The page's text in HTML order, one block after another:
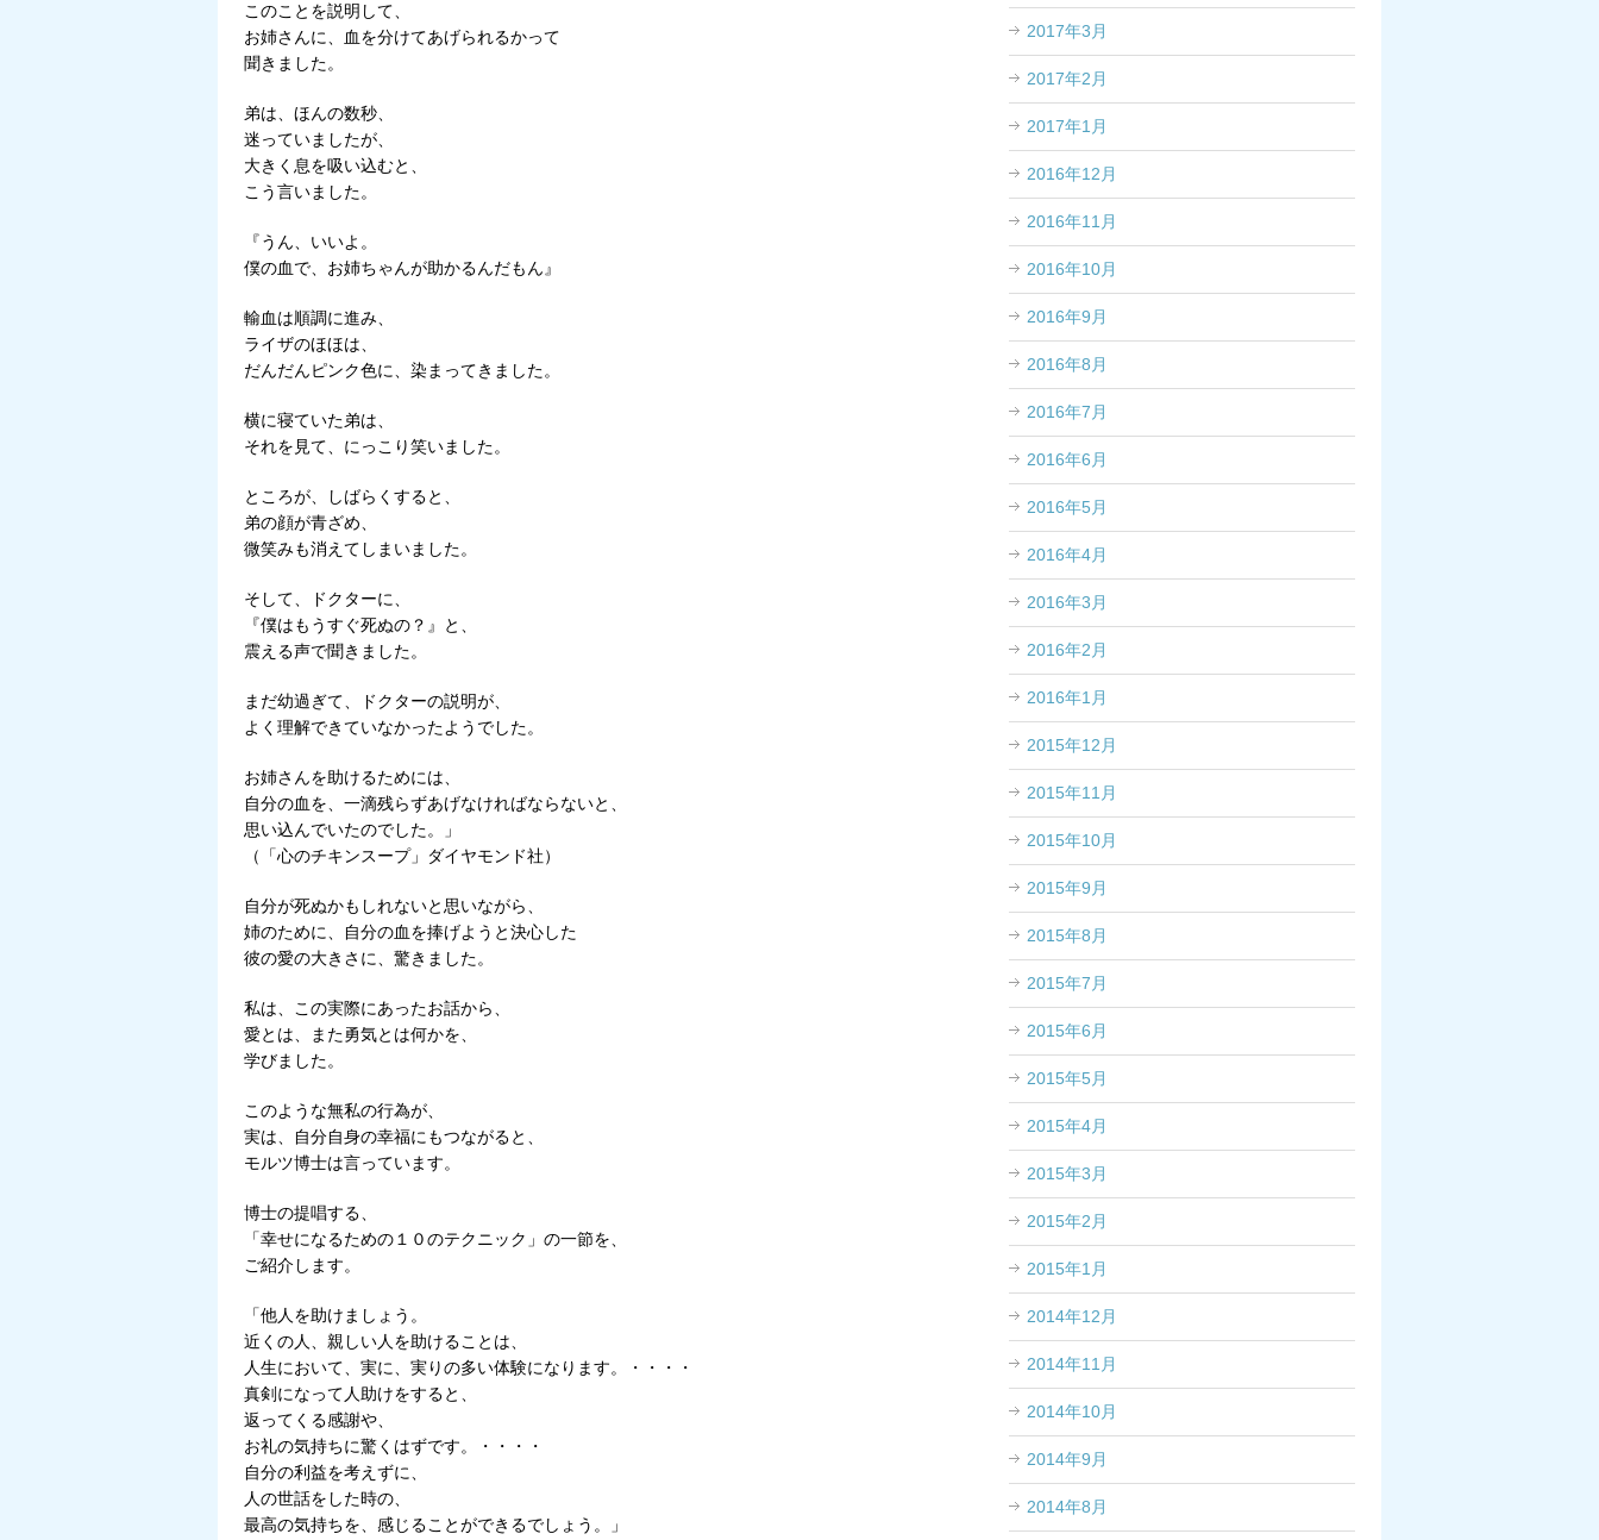
このことを説明して、
お姉さんに、血を分けてあげられるかって
聞きました。
弟は、ほんの数秒、
迷っていましたが、
大きく息を吸い込むと、
こう言いました。
『うん、いいよ。
僕の血で、お姉ちゃんが助かるんだもん』
輸血は順調に進み、
ライザのほほは、
だんだんピンク色に、染まってきました。
横に寝ていた弟は、
それを見て、にっこり笑いました。
ところが、しばらくすると、
弟の顔が青ざめ、
微笑みも消えてしまいました。
そして、ドクターに、
『僕はもうすぐ死ぬの？』と、
震える声で聞きました。
まだ幼過ぎて、ドクターの説明が、
よく理解できていなかったようでした。
お姉さんを助けるためには、
自分の血を、一滴残らずあげなければならないと、
思い込んでいたのでした。」
（「心のチキンスープ」ダイヤモンド社）
自分が死ぬかもしれないと思いながら、
姉のために、自分の血を捧げようと決心した
彼の愛の大きさに、驚きました。
私は、この実際にあったお話から、
愛とは、また勇気とは何かを、
学びました。
このような無私の行為が、
実は、自分自身の幸福にもつながると、
モルツ博士は言っています。
博士の提唱する、
「幸せになるための１０のテクニック」の一節を、
ご紹介します。
「他人を助けましょう。
近くの人、親しい人を助けることは、
人生において、実に、実りの多い体験になります。・・・・
真剣になって人助けをすると、
返ってくる感謝や、
お礼の気持ちに驚くはずです。・・・・
自分の利益を考えずに、
人の世話をした時の、
最高の気持ちを、感じることができるでしょう。」
2017年3月
2017年2月
2017年1月
2016年12月
2016年11月
2016年10月
2016年9月
2016年8月
2016年7月
2016年6月
2016年5月
2016年4月
2016年3月
2016年2月
2016年1月
2015年12月
2015年11月
2015年10月
2015年9月
2015年8月
2015年7月
2015年6月
2015年5月
2015年4月
2015年3月
2015年2月
2015年1月
2014年12月
2014年11月
2014年10月
2014年9月
2014年8月